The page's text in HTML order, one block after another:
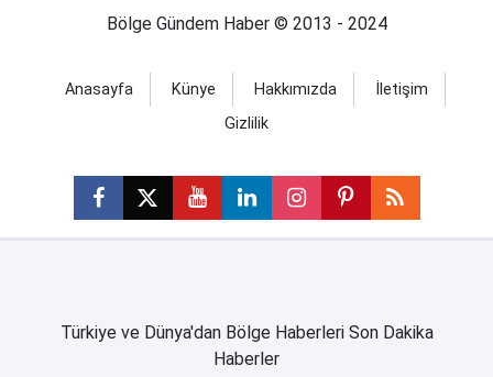
Bölge Gündem Haber © 2013 - 2024
Anasayfa Künye Hakkımızda
İletişim
Gizlilik
Türkiye ve Dünya'dan Bölge Haberleri Son Dakika
Haberler